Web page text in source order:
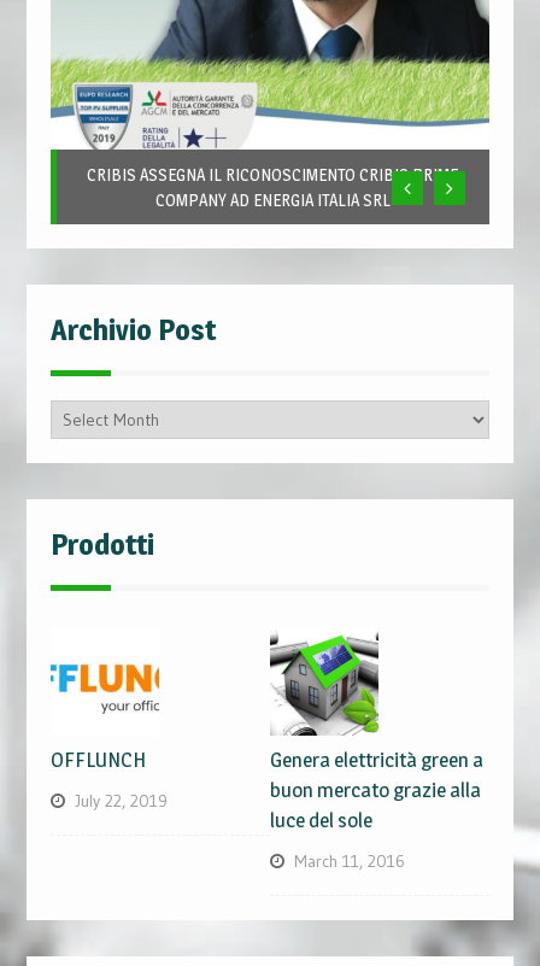
CRIBIS ASSEGNA IL RICONOSCIMENTO CRIBIS PRIME
COMPANY AD ENERGIA ITALIA SRL
Archivio Post
Archivio
Prodotti
OFFLUNCH
July 22, 2019
Genera elettricità green a
buon mercato grazie alla
luce del sole
March 11, 2016